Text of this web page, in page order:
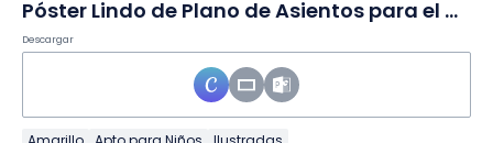
Póster Lindo de Plano de Asientos para el Aula
Descargar